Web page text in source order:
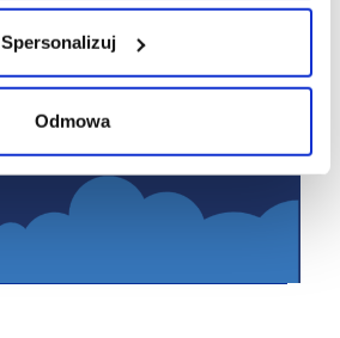
Spersonalizuj
Odmowa